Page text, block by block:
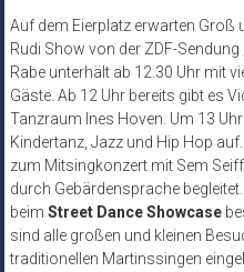
Auf dem Eierplatz erwarten Groß
Rudi Show von der ZDF-Sendung
Rabe unterhält ab 12.30 Uhr mit
Gäste. Ab 12 Uhr bereits gibt es
Tanzraum Ines Hoven. Um 13
Kindertanz, Jazz und Hip Hop
zum Mitsingkonzert mit Sem
durch Gebärdensprache
beim Street Dance Showcase
sind alle großen und kleinen
traditionellen Martinssingen